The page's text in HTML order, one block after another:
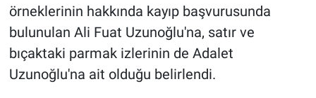
örneklerinin hakkında kayıp başvurusunda
bulunulan Ali Fuat Uzunoğlu'na, satır ve
bıçaktaki parmak izlerinin de Adalet
Uzunoğlu'na ait olduğu belirlendi.